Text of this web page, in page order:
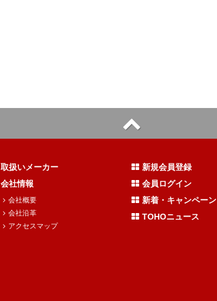
取扱いメーカー
会社情報
会社概要
会社沿革
アクセスマップ
新規会員登録
会員ログイン
新着・キャンペーン
TOHOニュース